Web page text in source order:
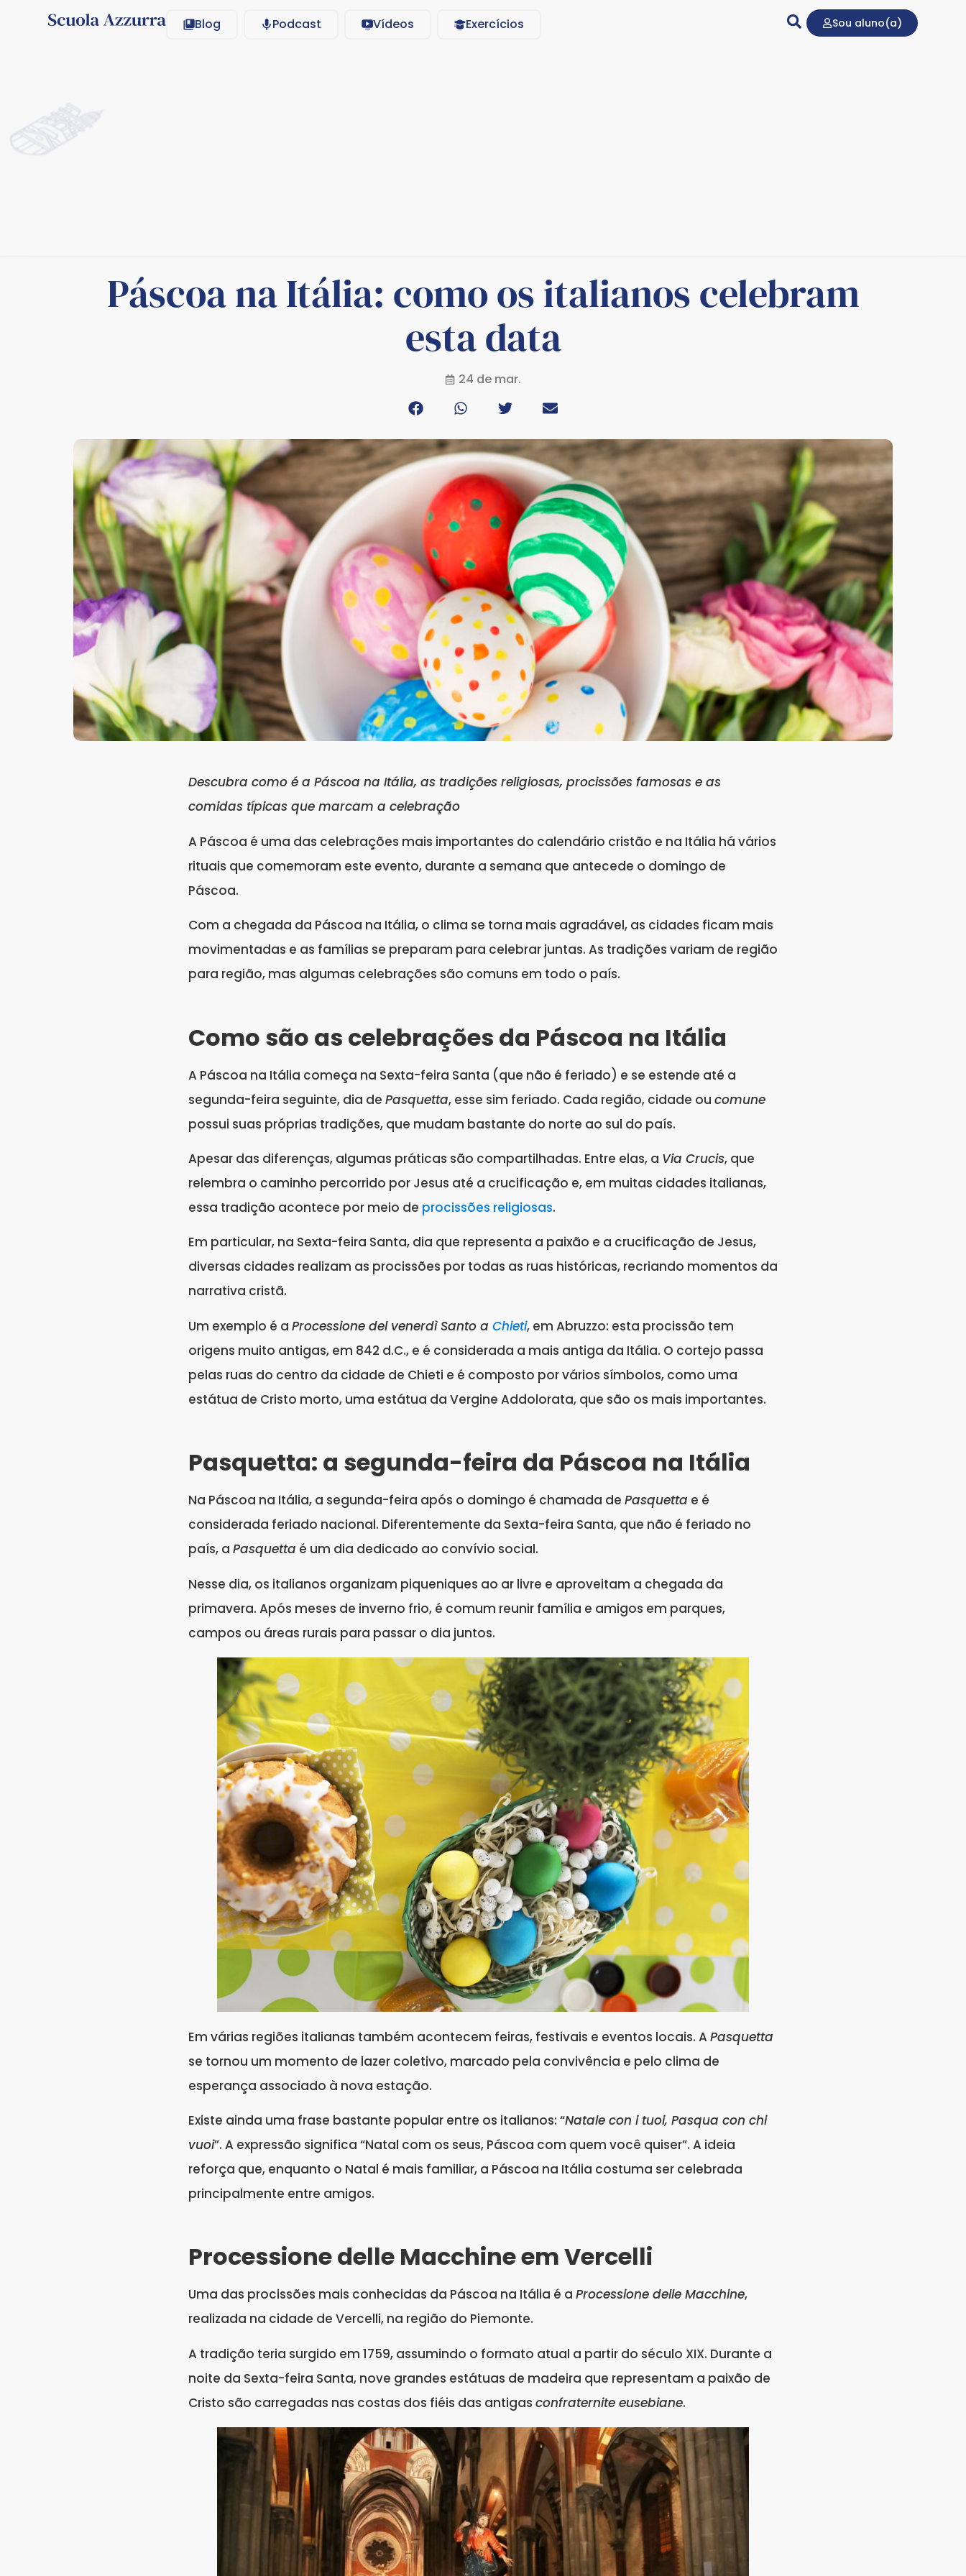
Blog Podcast Vídeos Exercícios Sou aluno(a)
Páscoa na Itália: como os italianos celebram
esta data
24 de mar.
Descubra como é a Páscoa na Itália, as tradições religiosas, procissões famosas e as
comidas típicas que marcam a celebração
A Páscoa é uma das celebrações mais importantes do calendário cristão e na Itália há vários
rituais que comemoram este evento, durante a semana que antecede o domingo de
Páscoa.
Com a chegada da Páscoa na Itália, o clima se torna mais agradável, as cidades ficam mais
movimentadas e as famílias se preparam para celebrar juntas. As tradições variam de região
para região, mas algumas celebrações são comuns em todo o país.
Como são as celebrações da Páscoa na Itália
A Páscoa na Itália começa na Sexta-feira Santa (que não é feriado) e se estende até a
segunda-feira seguinte, dia de Pasquetta, esse sim feriado. Cada região, cidade ou comune
possui suas próprias tradições, que mudam bastante do norte ao sul do país.
Apesar das diferenças, algumas práticas são compartilhadas. Entre elas, a Via Crucis, que
relembra o caminho percorrido por Jesus até a crucificação e, em muitas cidades italianas,
essa tradição acontece por meio de procissões religiosas.
Em particular, na Sexta-feira Santa, dia que representa a paixão e a crucificação de Jesus,
diversas cidades realizam as procissões por todas as ruas históricas, recriando momentos da
narrativa cristã.
Um exemplo é a Processione del venerdì Santo a Chieti, em Abruzzo: esta procissão tem
origens muito antigas, em 842 d.C., e é considerada a mais antiga da Itália. O cortejo passa
pelas ruas do centro da cidade de Chieti e é composto por vários símbolos, como uma
estátua de Cristo morto, uma estátua da Vergine Addolorata, que são os mais importantes.
Pasquetta: a segunda-feira da Páscoa na Itália
Na Páscoa na Itália, a segunda-feira após o domingo é chamada de Pasquetta e é
considerada feriado nacional. Diferentemente da Sexta-feira Santa, que não é feriado no
país, a Pasquetta é um dia dedicado ao convívio social.
Nesse dia, os italianos organizam piqueniques ao ar livre e aproveitam a chegada da
primavera. Após meses de inverno frio, é comum reunir família e amigos em parques,
campos ou áreas rurais para passar o dia juntos.
Em várias regiões italianas também acontecem feiras, festivais e eventos locais. A Pasquetta
se tornou um momento de lazer coletivo, marcado pela convivência e pelo clima de
esperança associado à nova estação.
Existe ainda uma frase bastante popular entre os italianos: “Natale con i tuoi, Pasqua con chi
vuoi”. A expressão significa “Natal com os seus, Páscoa com quem você quiser”. A ideia
reforça que, enquanto o Natal é mais familiar, a Páscoa na Itália costuma ser celebrada
principalmente entre amigos.
Processione delle Macchine em Vercelli
Uma das procissões mais conhecidas da Páscoa na Itália é a Processione delle Macchine,
realizada na cidade de Vercelli, na região do Piemonte.
A tradição teria surgido em 1759, assumindo o formato atual a partir do século XIX. Durante a
noite da Sexta-feira Santa, nove grandes estátuas de madeira que representam a paixão de
Cristo são carregadas nas costas dos fiéis das antigas confraternite eusebiane.